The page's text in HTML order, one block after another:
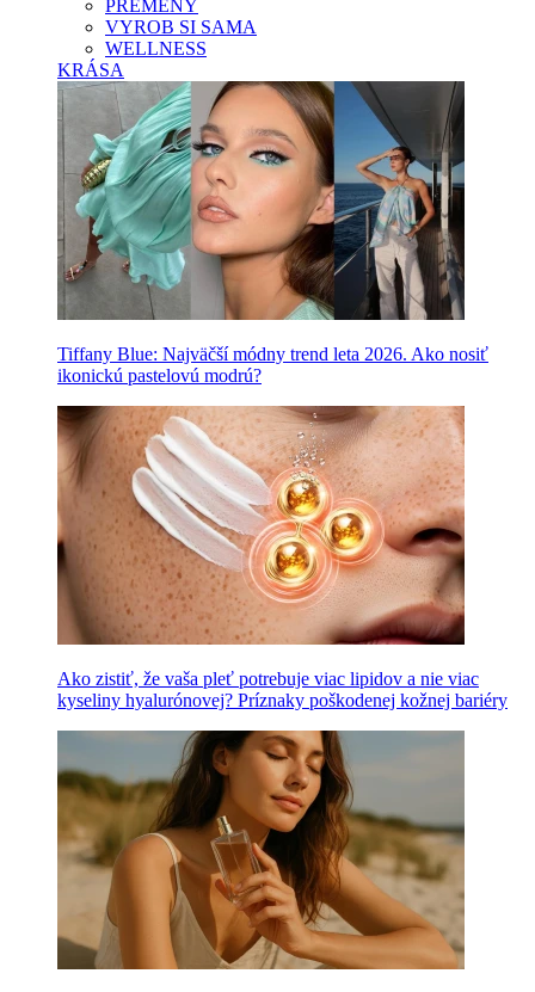
PREMENY
VYROB SI SAMA
WELLNESS
KRÁSA
Tiffany Blue: Najväčší módny trend leta 2026. Ako nosiť
ikonickú pastelovú modrú?
Ako zistiť, že vaša pleť potrebuje viac lipidov a nie viac
kyseliny hyalurónovej? Príznaky poškodenej kožnej bariéry